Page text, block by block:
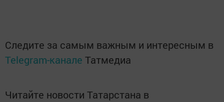
Следите за самым важным и интересным в
Telegram-канале Татмедиа
Читайте новости Татарстана в